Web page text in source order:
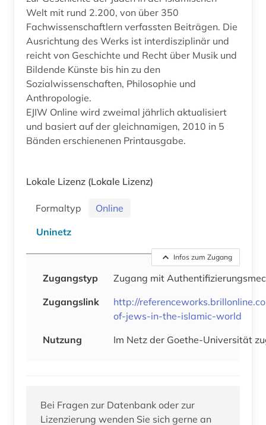
Welt mit rund 2.200, von über 350
Fachwissenschaftlern verfassten Beiträgen. Die
Ausrichtung des Werks ist interdisziplinär und
reicht von Geschichte und Recht über Musik und
Bildende Künste bis hin zu den
Sozialwissenschaften, Philosophie und
Anthropologie.
EJIW Online wird zweimal jährlich aktualisiert
und basiert auf der gleichnamigen, 2010 in 5
Bänden erschienenen Printausgabe.
Lokale Lizenz (Lokale Lizenz)
Formaltyp
Online
Uninetz
Infos zum Zugang
Zugangstyp
Zugang mit
Zugangslink
http://
of-jews-in-the-islamic-world
Nutzung
Bei Fragen zur Datenbank oder zur
Lizenzierung wenden Sie sich gerne an